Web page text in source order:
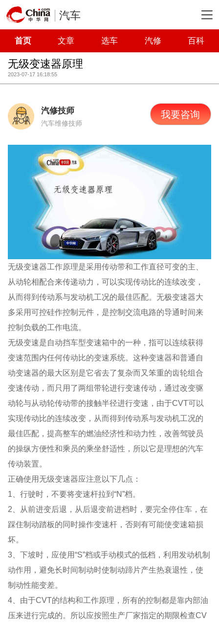
汽车
首页 文章 选车 汽修 百科
无级变速器原理
2023-07-17 16:18:55
汽修技师
汽车维修技师
我要咨询
无级变速器工作原理是采用传动带和工作直径可变的主、
从动轮相配合来传递动力，可以实现传动比的连续改变，
从而得到传动系与发动机工况的最佳匹配。无极变速器大
多采用可控硅作控制元件，是控制交流电路的导通时间来
控制负载的工作电流。
无级变速是自动挡车型变速箱中的一种，指可以连续获得
变速范围内任何传动比的变速系统。这种变速器和普通自
动变速器的最大区别是它省去了复杂而又笨重的齿轮组合
变速传动，而只用了两组带轮进行变速传动，通过改变驱
动轮与从动轮传动带的接触半径进行变速，由于CVT可以
实现传动比的连续改变，从而得到传动系与发动机工况的
最佳匹配，提高整车的燃油经济性和动力性，改善驾驶员
的操纵方便性和乘员的乘坐舒适性，所以它是理想的汽车
传动装置。
正确使用无级变速器应注意以下几点：
1、行驶时，不要将变速杆拉到“N”档。
2、从前进变后退，从后退变前进档时，要完全停住车，在
踩住制动踏板的同时操作变速杆，否则有可能使变速箱损
坏。
3、下坡时，应使用“S”档或手动模式的低档，利用发动机制
动作用，避免长时间制动时使制动蹄片产生热衰退性，使
制动性能变差。
4、由于CVT的结构和工作原理，所有的控制都是靠内部油
压来进行完成的。所以应按照生产厂家指定的期限检查CV